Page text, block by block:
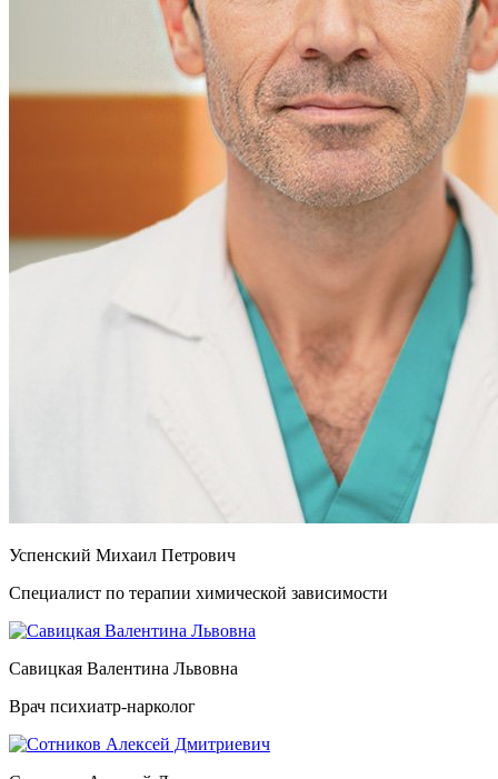
Успенский Михаил Петрович
Специалист по терапии химической зависимости
Савицкая Валентина Львовна
Врач психиатр-нарколог